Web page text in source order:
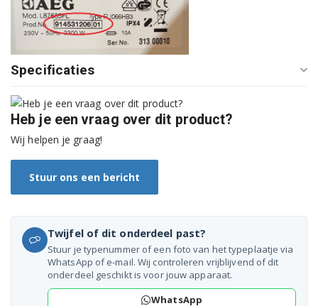
91453071200
91453071300
91453071400
91453071500
91453071600
91453071900
91453071901
91453072100
Specificaties
Heb je een vraag over dit product?
Wij helpen je graag!
Stuur ons een bericht
Twijfel of dit onderdeel past?
Stuur je typenummer of een foto van het typeplaatje via
WhatsApp of e-mail. Wij controleren vrijblijvend of dit
onderdeel geschikt is voor jouw apparaat.
WhatsApp